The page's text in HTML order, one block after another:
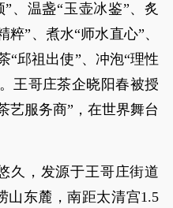
、温盏“玉壶冰鉴”、炙
”、煮水“师水直心”、
“邱祖出使”、冲泡“理性
王哥庄茶企晓阳春被授
艺服务商”，在世界舞台
久，发源于王哥庄街道
山东麓，南距太清宫1.5